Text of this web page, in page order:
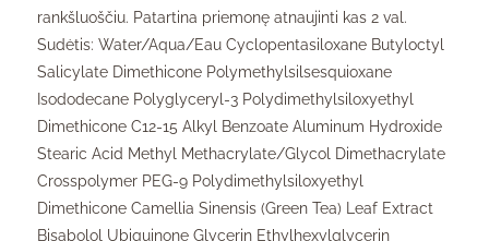
rankšluoščiu. Patartina priemonę atnaujinti kas 2 val.
Sudėtis: Water/Aqua/Eau Cyclopentasiloxane Butyloctyl
Salicylate Dimethicone Polymethylsilsesquioxane
Isododecane Polyglyceryl-3 Polydimethylsiloxyethyl
Dimethicone C12-15 Alkyl Benzoate Aluminum Hydroxide
Stearic Acid Methyl Methacrylate/Glycol Dimethacrylate
Crosspolymer PEG-9 Polydimethylsiloxyethyl
Dimethicone Camellia Sinensis (Green Tea) Leaf Extract
Bisabolol Ubiquinone Glycerin Ethylhexylglycerin